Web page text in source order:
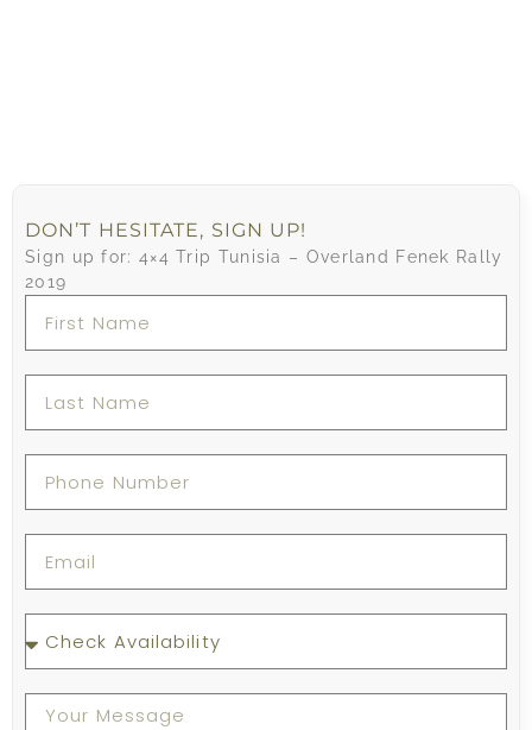
DON’T HESITATE, SIGN UP!
Sign up for: 4×4 Trip Tunisia – Overland Fenek Rally
2019